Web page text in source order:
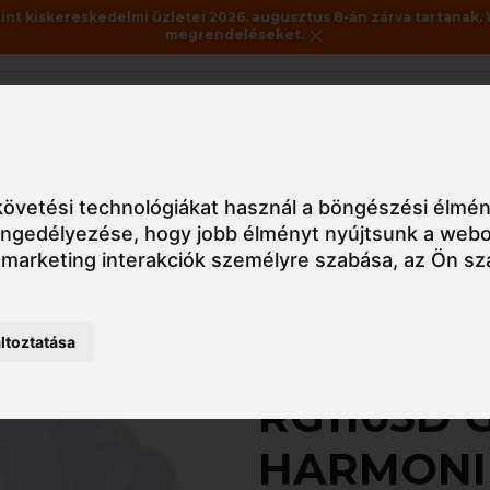
technológiákat használ a böngészési
, hogy jobb élményt nyújtsunk a
interakciók személyre szabása,az Ön
kiskereskedelmi üzletei 2026. augusztus 8-án zárva tartanak.
megrendeléseket.
munkaruhaRG1103D GUARDER® HARMONIKÁS
RG1103D